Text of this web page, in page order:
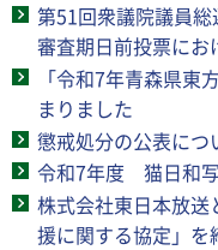
第51回衆議院議員
審査期日前投票にお
「令和7年青森県東
まりました
懲戒処分の公表につ
令和7年度 猫日和
株式会社東日本放
援に関する協定」を